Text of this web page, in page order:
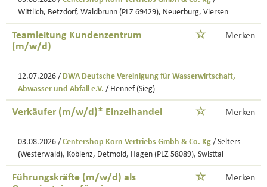
Wittlich, Betzdorf, Waldbrunn (PLZ 69429), Neuerburg, Viersen
Teamleitung Kundenzentrum
(m/w/d)
Merken
12.07.2026 / DWA Deutsche Vereinigung für Wasserwirtschaft,
Abwasser und Abfall e.V. / Hennef (Sieg)
Verkäufer (m/w/d)* Einzelhandel Merken
03.08.2026 / Centershop Korn Vertriebs Gmbh & Co. Kg / Selters
(Westerwald), Koblenz, Detmold, Hagen (PLZ 58089), Swisttal
Führungskräfte (m/w/d) als
Merken